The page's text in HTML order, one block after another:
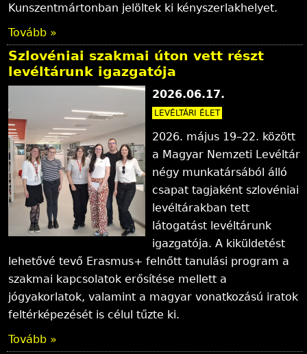
Kunszentmártonban jelöltek ki kényszerlakhelyet.
Tovább »
Szlovéniai szakmai úton vett részt
levéltárunk igazgatója
2026.06.17.
LEVÉLTÁRI ÉLET
2026. május 19–22. között
a Magyar Nemzeti Levéltár
négy munkatársából álló
csapat tagjaként szlovéniai
levéltárakban tett
látogatást levéltárunk
igazgatója. A kiküldetést
lehetővé tevő Erasmus+ felnőtt tanulási program a
szakmai kapcsolatok erősítése mellett a
jógyakorlatok, valamint a magyar vonatkozású iratok
feltérképezését is célul tűzte ki.
Tovább »